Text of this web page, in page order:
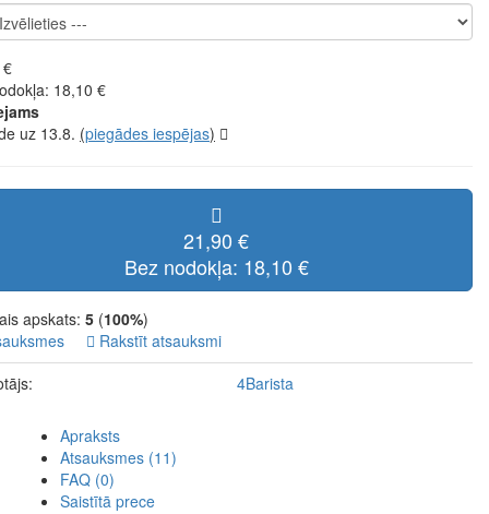
18,10 €
uz 13.8. (piegādes iespējas)
21,90 €
Bez nodokļa: 18,10 €
apskats: 5 (100%)
Rakstīt atsauksmi
4Barista
Apraksts
Atsauksmes (11)
FAQ (0)
Saistītā prece